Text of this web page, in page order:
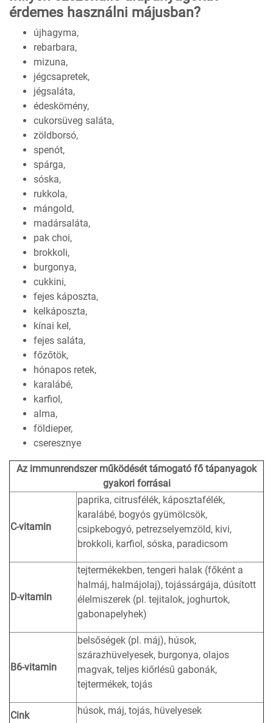
érdemes használni májusban?
újhagyma,
rebarbara,
mizuna,
jégcsapretek,
jégsaláta,
édeskömény,
cukorsüveg saláta,
zöldborsó,
spenót,
spárga,
sóska,
rukkola,
mángold,
madársaláta,
pak choi,
brokkoli,
burgonya,
cukkini,
fejes káposzta,
kelkáposzta,
kínai kel,
fejes saláta,
főzőtök,
hónapos retek,
karalábé,
karfiol,
alma,
földieper,
cseresznye
Az immunrendszer működését támogató fő tápanyagok
gyakori forrásai
C-vitamin
paprika, citrusfélék, káposztafélék,
karalábé, bogyós gyümölcsök,
csipkebogyó, petrezselyemzöld, kivi,
brokkoli, karfiol, sóska, paradicsom
D-vitamin
tejtermékekben, tengeri halak (főként a
halmáj, halmájolaj), tojássárgája, dúsított
élelmiszerek (pl. tejitalok, joghurtok,
gabonapelyhek)
B6-vitamin
belsőségek (pl. máj), húsok,
szárazhüvelyesek, burgonya, olajos
magvak, teljes kiőrlésű gabonák,
tejtermékek, tojás
Cink húsok, máj, tojás, hüvelyesek